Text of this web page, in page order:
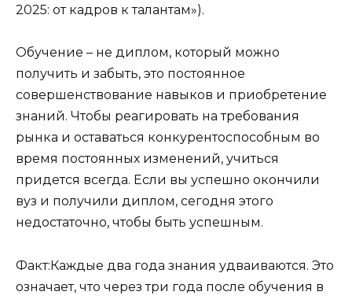
2025: от кадров к талантам»).
Обучение – не диплом, который можно
получить и забыть, это постоянное
совершенствование навыков и приобретение
знаний. Чтобы реагировать на требования
рынка и оставаться конкурентоспособным во
время постоянных изменений, учиться
придется всегда. Если вы успешно окончили
вуз и получили диплом, сегодня этого
недостаточно, чтобы быть успешным.
Факт:Каждые два года знания удваиваются. Это
означает, что через три года после обучения в